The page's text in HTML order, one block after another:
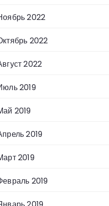
2022
2022
2022
2019
2019
2019
2019
2019